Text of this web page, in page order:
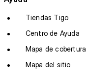
Tiendas Tigo
Centro de Ayuda
Mapa de cobertura
Mapa del sitio